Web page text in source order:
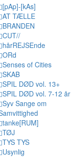
[pAp]-[kAs]
AT TÆLLE
BRANDEN
CUT//
hårREJSEnde
ORd
Senses of Cities
SKAB
SPIL DØD vol. 13+
SPIL DØD vol. 7-12 år
Syv Sange om
tanke[RUM]
TØJ
TYS TYS
Usynlig